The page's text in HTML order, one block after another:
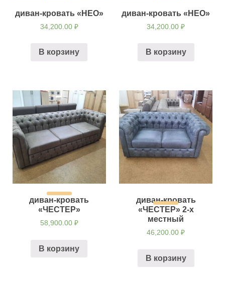
диван-кровать «НЕО»
34,200.00 ₽
В корзину
диван-кровать «НЕО»
34,200.00₽
В корзину
диван-кровать
«ЧЕСТЕР»
58,900.00 ₽
В корзину
диван-кровать
«ЧЕСТЕР» 2-х
местный
46,200.00₽
В корзину